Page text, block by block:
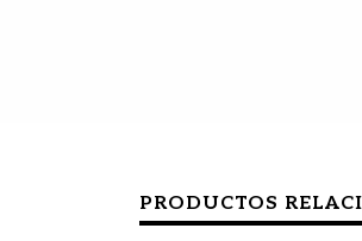
PRODUCTOS